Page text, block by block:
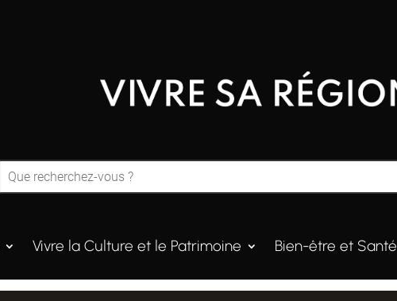
Vivre la Culture et le Patrimoine Bien-être et Santé